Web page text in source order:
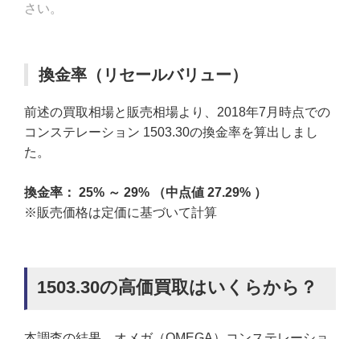
さい。
換金率（リセールバリュー）
前述の買取相場と販売相場より、2018年7月時点での
コンステレーション 1503.30の換金率を算出しまし
た。
換金率： 25% ～ 29% （中点値 27.29% ）
※販売価格は定価に基づいて計算
1503.30の高価買取はいくらから？